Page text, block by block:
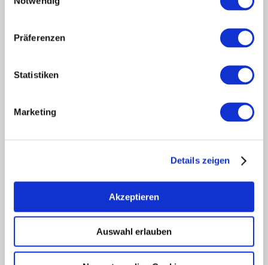
Präferenzen
Statistiken
Marketing
Details zeigen
Akzeptieren
Auswahl erlauben
Login wine industry
region of Rheinhessen
book tips
legal links
imprint
Accessibility Statement